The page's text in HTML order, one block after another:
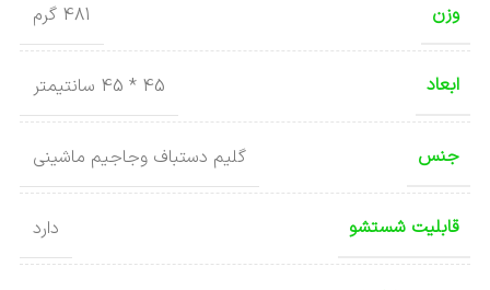
وزن 481 گرم
ابعاد 45 * 45 سانتیمتر
جنس گلیم دستباف وجاجیم ماشینی
قابلیت شستشو دارد